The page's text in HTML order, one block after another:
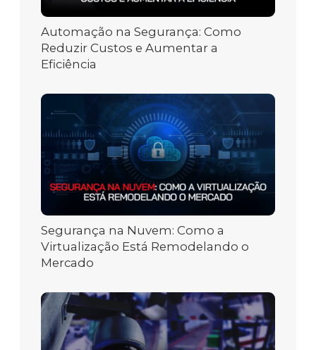
Automação na Segurança: Como
Reduzir Custos e Aumentar a
Eficiência
Segurança na Nuvem: Como a
Virtualização Está Remodelando o
Mercado